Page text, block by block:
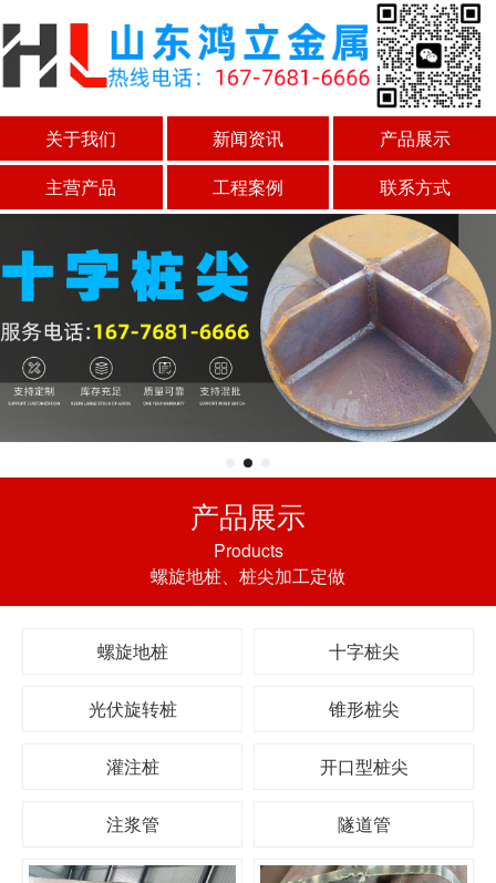
关于我们 新闻资讯
产品展示
主营产品
工程案例 联系方式
产品展示
Products
螺旋地桩、桩尖加工定做
螺旋地桩 十字桩尖
光伏旋转桩 锥形桩尖
灌注桩 开口型桩尖
注浆管 隧道管